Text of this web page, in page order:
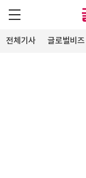
전체기사 글로벌비즈